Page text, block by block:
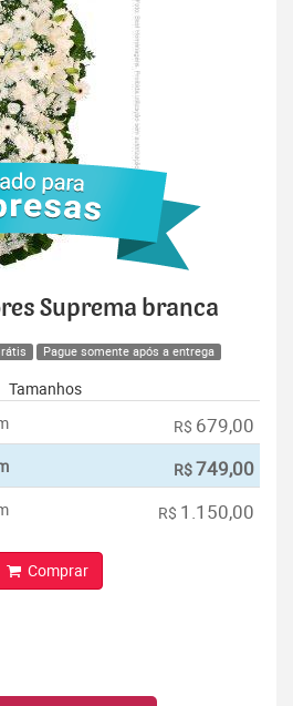
Suprema branca
Pague somente após a entrega
Tamanhos
R$ 679,00
R$749,00
R$ 1.150,00
Comprar